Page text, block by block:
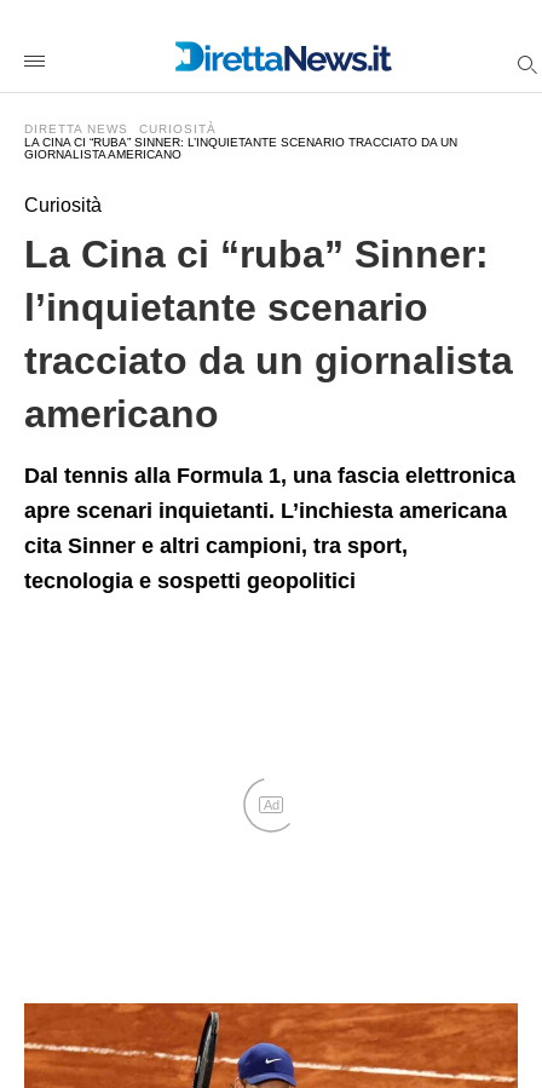
/2025/09/19/la-
ruba-
sinner-
linquietante-
tracciato-
da-
un-
giornalista-
DIRETTA NEWS
CURIOSITÀ
LA CINA CI “RUBA” SINNER: L’INQUIETANTE SCENARIO TRACCIATO DA UN
GIORNALISTA AMERICANO
Curiosità
La Cina ci “ruba” Sinner:
l’inquietante scenario
tracciato da un giornalista
americano
Dal tennis alla Formula 1, una fascia elettronica
apre scenari inquietanti. L’inchiesta americana
cita Sinner e altri campioni, tra sport,
tecnologia e sospetti geopolitici
Ad